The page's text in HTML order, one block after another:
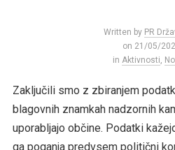
Written by PR
on 21/05/
in Aktivnosti,
Zaključili smo z zbiranjem
blagovnih znamkah nadzornih
uporabljajo občine. Podatki
ga poganja predvsem politični